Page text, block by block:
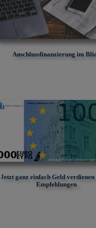
Anschlussfinanzierung im
Jetzt ganz einfach Geld
Empfehlungen